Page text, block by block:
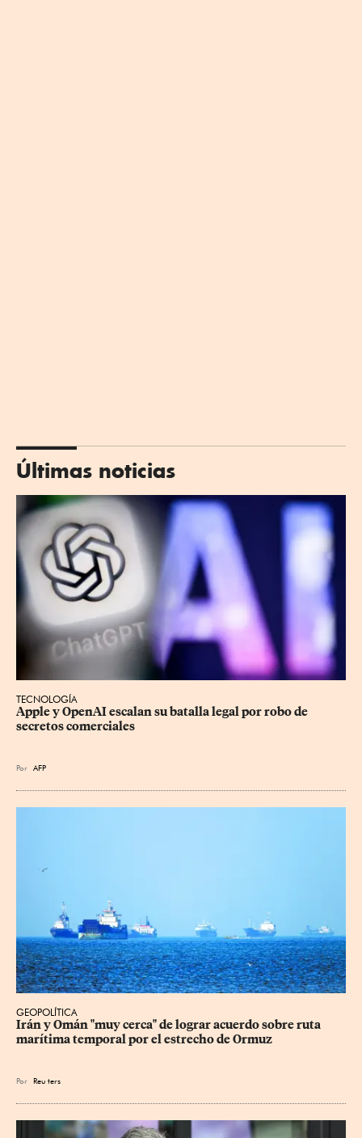
Últimas noticias
TECNOLOGÍA
Apple y OpenAI escalan su batalla legal por robo de
secretos comerciales
Por AFP
GEOPOLÍTICA
Irán y Omán "muy cerca" de lograr acuerdo sobre ruta
marítima temporal por el estrecho de Ormuz
Por Reu ters